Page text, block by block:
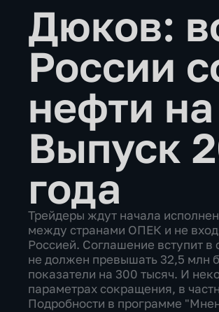
Дюков:
России
нефти
Выпуск
года
Трейдеры ждут начала
между странами ОПЕК и не
Россией. Соглашение вступит
не должен превышать 32,5 млн
показатели на 300 тысяч. И
параметрах сокращения, в
Подробности в программе